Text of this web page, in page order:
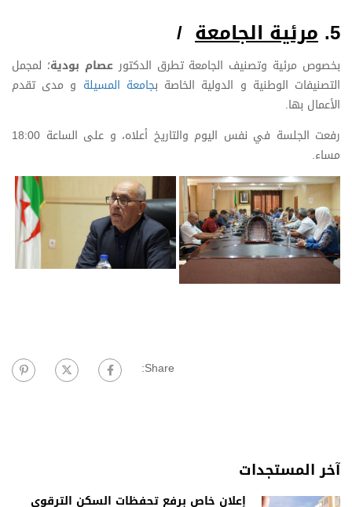
5. مرئية الجامعة /
بخصوص مرئية وتصنيف الجامعة تطرق الدكتورعصام بودية؛ لمجمل
التصنيفات الوطنية و الدولية الخاصة بجامعة المسيلة و مدى تقدم
الأعمال بها.
رفعت الجلسة في نفس اليوم والتاريخ أعلاه، و على الساعة 18:00
مساء.
Share:
آخر المستجدات
إعلان خاص برفع تحفظات السكن الترقوي